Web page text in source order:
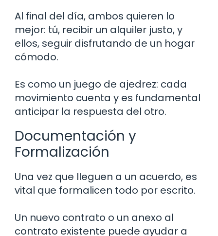
Al final del día, ambos quieren lo
mejor: tú, recibir un alquiler justo, y
ellos, seguir disfrutando de un hogar
cómodo.
Es como un juego de ajedrez: cada
movimiento cuenta y es fundamental
anticipar la respuesta del otro.
Documentación y
Formalización
Una vez que lleguen a un acuerdo, es
vital que formalicen todo por escrito.
Un nuevo contrato o un anexo al
contrato existente puede ayudar a